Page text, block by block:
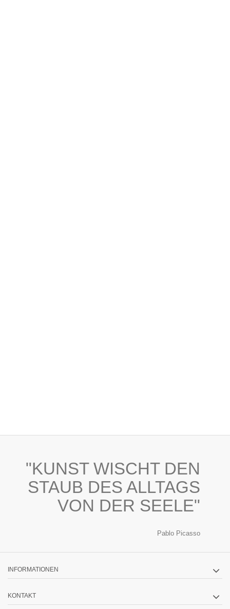
"KUNST WISCHT DEN
STAUB DES ALLTAGS
VON DER SEELE"
Pablo Picasso
INFORMATIONEN
KONTAKT